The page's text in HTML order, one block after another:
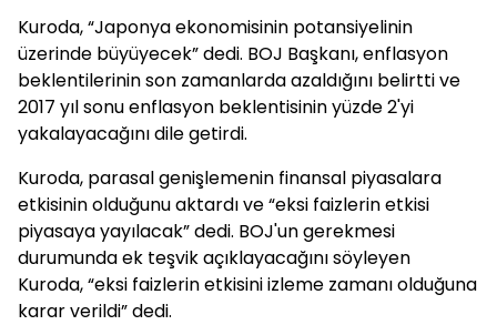
Kuroda, “Japonya ekonomisinin potansiyelinin
üzerinde büyüyecek” dedi. BOJ Başkanı, enflasyon
beklentilerinin son zamanlarda azaldığını belirtti ve
2017 yıl sonu enflasyon beklentisinin yüzde 2'yi
yakalayacağını dile getirdi.
Kuroda, parasal genişlemenin finansal piyasalara
etkisinin olduğunu aktardı ve “eksi faizlerin etkisi
piyasaya yayılacak” dedi. BOJ'un gerekmesi
durumunda ek teşvik açıklayacağını söyleyen
Kuroda, “eksi faizlerin etkisini izleme zamanı olduğuna
karar verildi” dedi.